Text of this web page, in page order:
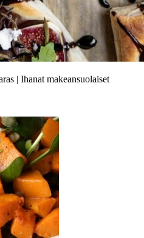
| Ihanat makeansuolaiset